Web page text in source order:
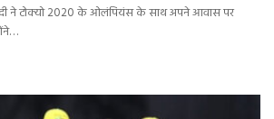
मोदी ने टोक्यो 2020 के ओलंपियंस के साथ अपने आवास पर